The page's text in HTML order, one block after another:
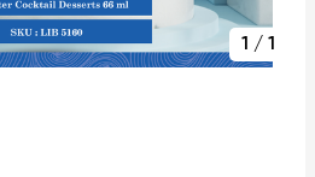
1 / 1